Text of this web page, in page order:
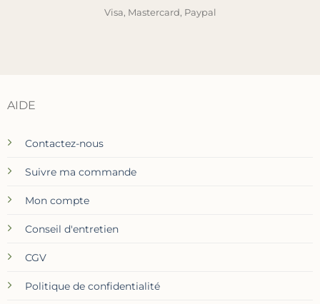
Visa, Mastercard, Paypal
AIDE
Contactez-nous
Suivre ma commande
Mon compte
Conseil d'entretien
CGV
Politique de confidentialité